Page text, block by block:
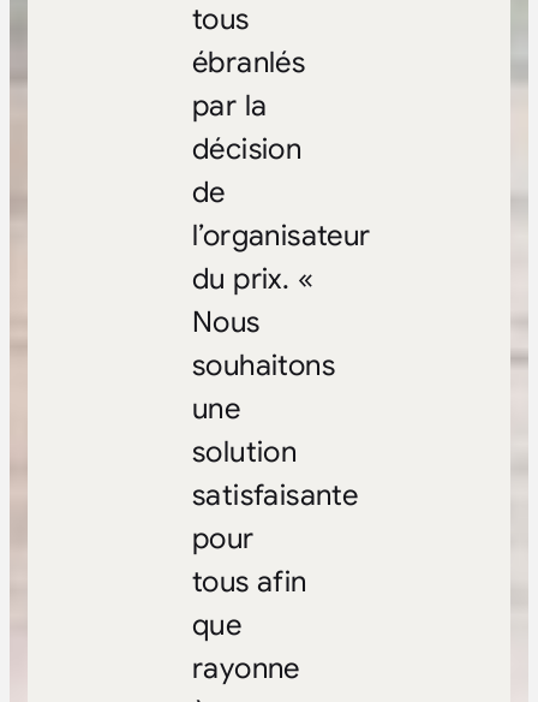
tous
ébranlés
par la
décision
de
l’organisateur
du prix. «
Nous
souhaitons
une
solution
satisfaisante
pour
tous afin
que
rayonne